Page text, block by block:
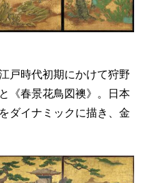
戸時代初期にかけて狩野
《春景花鳥図襖》。日本
ダイナミックに描き、金